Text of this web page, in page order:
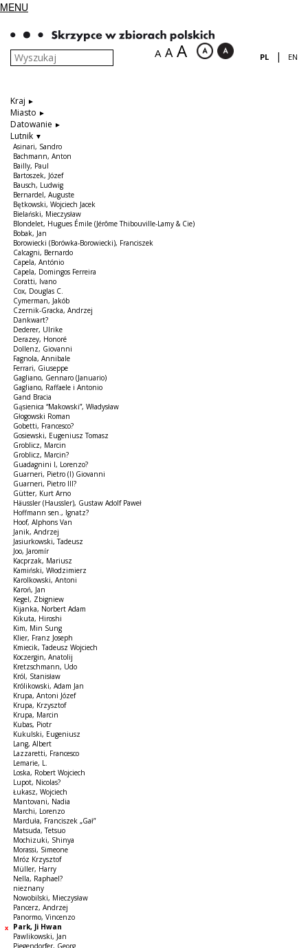
MENU
A A A PL | EN
Kraj
Miasto
Datowanie
Lutnik
Asinari, Sandro
Bachmann, Anton
Bailly, Paul
Bartoszek, Józef
Bausch, Ludwig
Bernardel, Auguste
Bętkowski, Wojciech Jacek
Bielański, Mieczysław
Blondelet, Hugues Émile (Jérôme Thibouville-Lamy & Cie)
Bobak, Jan
Borowiecki (Borówka-Borowiecki), Franciszek
Calcagni, Bernardo
Capela, António
Capela, Domingos Ferreira
Coratti, Ivano
Cox, Douglas C.
Cymerman, Jakób
Czernik-Gracka, Andrzej
Dankwart?
Dederer, Ulrike
Derazey, Honoré
Dollenz, Giovanni
Fagnola, Annibale
Ferrari, Giuseppe
Gagliano, Gennaro (Januario)
Gagliano, Raffaele i Antonio
Gand Bracia
Gąsienica “Makowski”, Władysław
Głogowski Roman
Gobetti, Francesco?
Gosiewski, Eugeniusz Tomasz
Groblicz, Marcin
Groblicz, Marcin?
Guadagnini I, Lorenzo?
Guarneri, Pietro (I) Giovanni
Guarneri, Pietro III?
Gütter, Kurt Arno
Häussler (Haussler), Gustaw Adolf Paweł
Hoffmann sen., Ignatz?
Hoof, Alphons Van
Janik, Andrzej
Jasiurkowski, Tadeusz
Joo, Jaromír
Kacprzak, Mariusz
Kamiński, Włodzimierz
Karolkowski, Antoni
Karoń, Jan
Kegel, Zbigniew
Kijanka, Norbert Adam
Kikuta, Hiroshi
Kim, Min Sung
Klier, Franz Joseph
Kmiecik, Tadeusz Wojciech
Koczergin, Anatolij
Kretzschmann, Udo
Król, Stanisław
Królikowski, Adam Jan
Krupa, Antoni Józef
Krupa, Krzysztof
Krupa, Marcin
Kubas, Piotr
Kukulski, Eugeniusz
Lang, Albert
Lazzaretti, Francesco
Lemarie, L.
Loska, Robert Wojciech
Lupot, Nicolas?
Łukasz, Wojciech
Mantovani, Nadia
Marchi, Lorenzo
Marduła, Franciszek „Gał”
Matsuda, Tetsuo
Mochizuki, Shinya
Morassi, Simeone
Mróz Krzysztof
Müller, Harry
Nella, Raphael?
nieznany
Nowobilski, Mieczysław
Pancerz, Andrzej
Panormo, Vincenzo
Park, Ji Hwan
Pawlikowski, Jan